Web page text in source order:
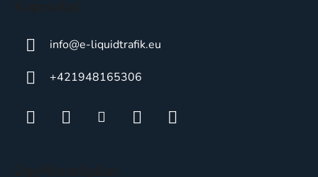
info@e-liquidtrafik.eu
+421948165306